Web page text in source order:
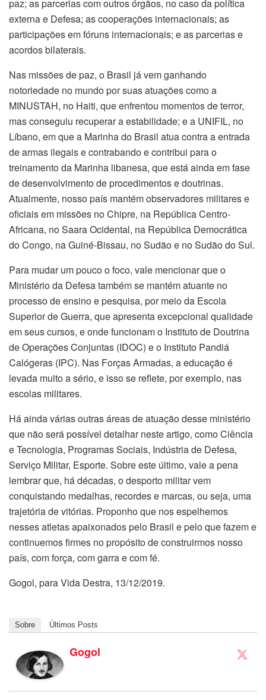
paz; as parcerias com outros órgãos, no caso da política
externa e Defesa; as cooperações internacionais; as
participações em fóruns internacionais; e as parcerias e
acordos bilaterais.
Nas missões de paz, o Brasil já vem ganhando
notoriedade no mundo por suas atuações como a
MINUSTAH, no Haiti, que enfrentou momentos de terror,
mas conseguiu recuperar a estabilidade; e a UNIFIL, no
Líbano, em que a Marinha do Brasil atua contra a entrada
de armas ilegais e contrabando e contribui para o
treinamento da Marinha libanesa, que está ainda em fase
de desenvolvimento de procedimentos e doutrinas.
Atualmente, nosso país mantém observadores militares e
oficiais em missões no Chipre, na República Centro-
Africana, no Saara Ocidental, na República Democrática
do Congo, na Guiné-Bissau, no Sudão e no Sudão do Sul.
Para mudar um pouco o foco, vale mencionar que o
Ministério da Defesa também se mantém atuante no
processo de ensino e pesquisa, por meio da Escola
Superior de Guerra, que apresenta excepcional qualidade
em seus cursos, e onde funcionam o Instituto de Doutrina
de Operações Conjuntas (IDOC) e o Instituto Pandiá
Calógeras (IPC). Nas Forças Armadas, a educação é
levada muito a sério, e isso se reflete, por exemplo, nas
escolas militares.
Há ainda várias outras áreas de atuação desse ministério
que não será possível detalhar neste artigo, como Ciência
e Tecnologia, Programas Sociais, Indústria de Defesa,
Serviço Militar, Esporte. Sobre este último, vale a pena
lembrar que, há décadas, o desporto militar vem
conquistando medalhas, recordes e marcas, ou seja, uma
trajetória de vitórias. Proponho que nos espelhemos
nesses atletas apaixonados pelo Brasil e pelo que fazem e
continuemos firmes no propósito de construirmos nosso
país, com força, com garra e com fé.
Gogol, para Vida Destra, 13/12/2019.
Sobre Últimos Posts
Gogol